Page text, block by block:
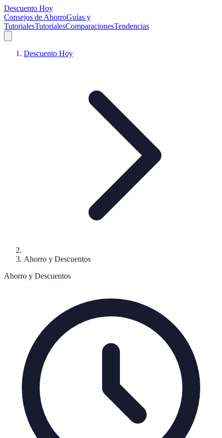
Descuento Hoy
Consejos de AhorroGuías y
TutorialesTutorialesComparacionesTendencias
Descuento Hoy
Ahorro y Descuentos
Ahorro y Descuentos